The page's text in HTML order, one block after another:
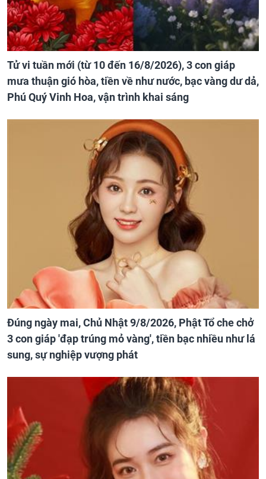
Tử vi tuần mới (từ 10 đến 16/8/2026), 3 con giáp
mưa thuận gió hòa, tiền về như nước, bạc vàng dư dả,
Phú Quý Vinh Hoa, vận trình khai sáng
Đúng ngày mai, Chủ Nhật 9/8/2026, Phật Tổ che chở
3 con giáp 'đạp trúng mỏ vàng', tiền bạc nhiều như lá
sung, sự nghiệp vượng phát